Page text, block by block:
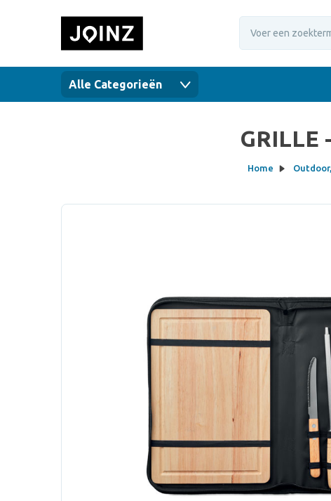
Alle Categorieën
GRILLE
Home